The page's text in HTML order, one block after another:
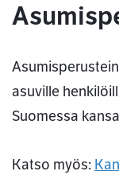
asuville
Suomessa
Katso myös: